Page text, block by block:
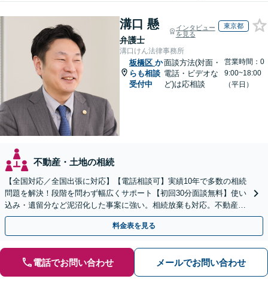
溝口 懸
弁護士
インタビュー
を見る
東京都
溝口けん法律事務所
板橋区 か
らも相談
受付中
面談方法(対面・
電話・ビデオな
ど)は応相談
営業時間：0
9:00~18:00
（平日）
不動産・土地の相続
【全国対応／全国出張に対応】【電話相談可】実績10年で多数の相続
問題を解決！段階を問わず幅広くサポート【初回30分面談無料】使い
込み・遺留分など泥沼化した事案に強い。相続放棄も対応。不動産相
続は次世代を見据えたご提案。生前対策もお任せを
料金表を見る
電話でお問い合わせ メールでお問い合わせ